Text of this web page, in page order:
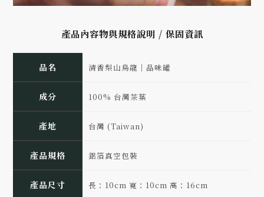
產品內容物與規格說明 / 保固資訊
品名 清香梨山烏龍｜品味罐
成分 100% 台灣茶葉
產地 台灣 (Taiwan)
產品規格 鋁箔真空包裝
產品尺寸 長：10cm 寬：10cm 高：16cm